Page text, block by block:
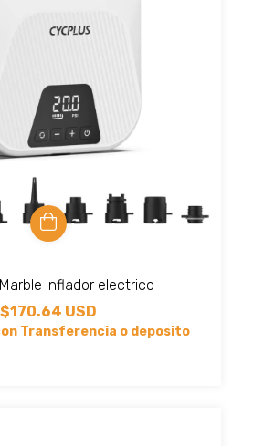
inflador electrico
$170.64 USD
Transferencia o deposito